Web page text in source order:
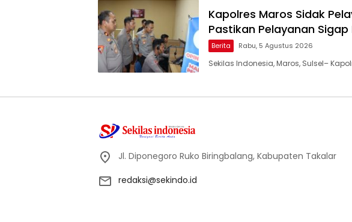
Kapolres Maros Sidak
Pastikan Pelayanan Sigap
Berita Rabu, 5 Agustus 2026
Sekilas Indonesia, Maros, Sulsel–
Jl. Diponegoro Ruko Biringbalang, Kabupaten Takalar
redaksi@sekindo.id